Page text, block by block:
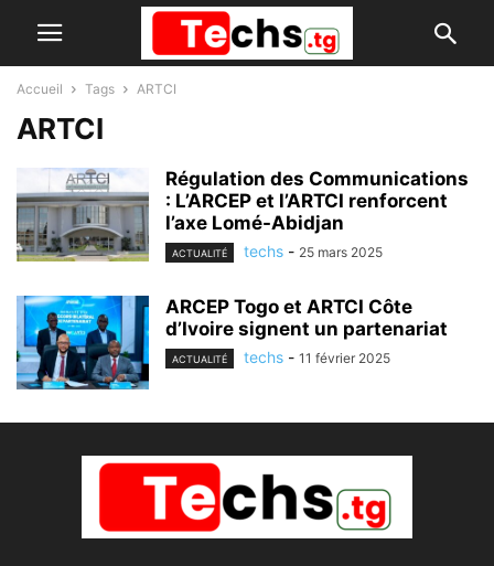
Accueil Tags ARTCI
ARTCI
Régulation des Communications
: L’ARCEP et l’ARTCI renforcent
l’axe Lomé-Abidjan
ACTUALITÉ techs - 25 mars 2025
ARCEP Togo et ARTCI Côte
d’Ivoire signent un partenariat
ACTUALITÉ techs - 11 février 2025